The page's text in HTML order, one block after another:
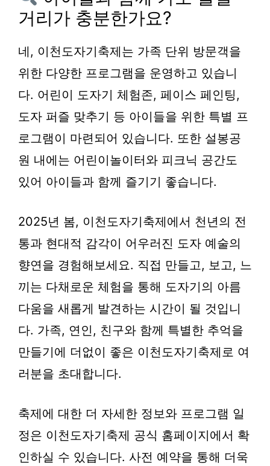
거리가 충분한가요?
네, 이천도자기축제는 가족 단위 방문객을
위한 다양한 프로그램을 운영하고 있습니
다. 어린이 도자기 체험존, 페이스 페인팅,
도자 퍼즐 맞추기 등 아이들을 위한 특별 프
로그램이 마련되어 있습니다. 또한 설봉공
원 내에는 어린이놀이터와 피크닉 공간도
있어 아이들과 함께 즐기기 좋습니다.
2025년 봄, 이천도자기축제에서 천년의 전
통과 현대적 감각이 어우러진 도자 예술의
향연을 경험해보세요. 직접 만들고, 보고, 느
끼는 다채로운 체험을 통해 도자기의 아름
다움을 새롭게 발견하는 시간이 될 것입니
다. 가족, 연인, 친구와 함께 특별한 추억을
만들기에 더없이 좋은 이천도자기축제로 여
러분을 초대합니다.
축제에 대한 더 자세한 정보와 프로그램 일
정은 이천도자기축제 공식 홈페이지에서 확
인하실 수 있습니다. 사전 예약을 통해 더욱